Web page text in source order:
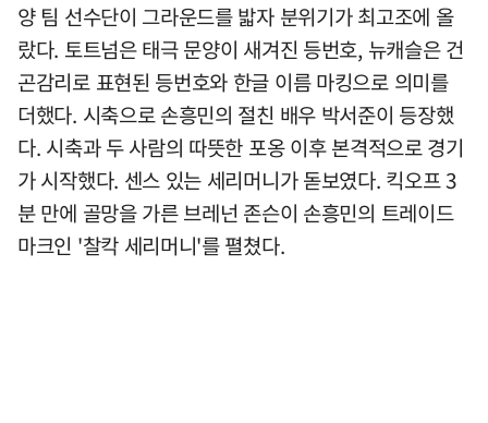
양 팀 선수단이 그라운드를 밟자 분위기가 최고조에 올
랐다. 토트넘은 태극 문양이 새겨진 등번호, 뉴캐슬은 건
곤감리로 표현된 등번호와 한글 이름 마킹으로 의미를
더했다. 시축으로 손흥민의 절친 배우 박서준이 등장했
다. 시축과 두 사람의 따뜻한 포옹 이후 본격적으로 경기
가 시작했다. 센스 있는 세리머니가 돋보였다. 킥오프 3
분 만에 골망을 가른 브레넌 존슨이 손흥민의 트레이드
마크인 '찰칵 세리머니'를 펼쳤다.